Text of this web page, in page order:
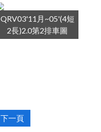
QRV03'11月~05'(4短
2長)2.0第2排車圖
下一頁